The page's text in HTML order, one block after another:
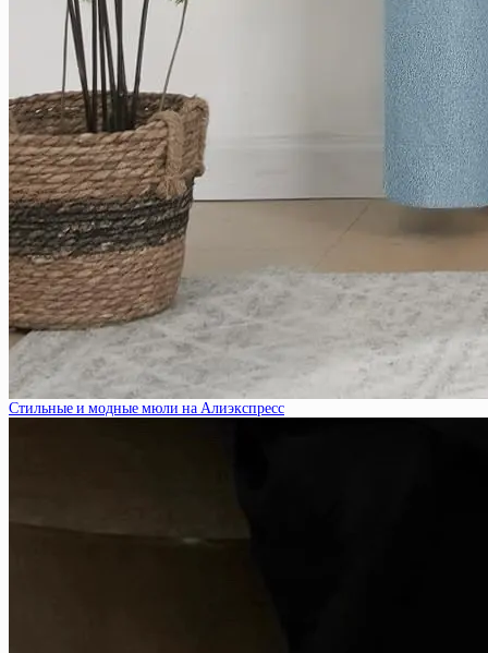
Стильные и модные мюли на Алиэкспресс